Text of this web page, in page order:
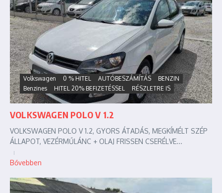
Volkswagen 0 % HITEL AUTÓBESZÁMÍTÁS
BENZIN
Benzines
HITEL 20% BEFIZETÉSSEL RÉSZLETRE IS
VOLKSWAGEN POLO V 1.2
VOLKSWAGEN POLO V 1.2, GYORS ÁTADÁS, MEGKÍMÉLT SZÉP
ÁLLAPOT, VEZÉRMŰLÁNC + OLAJ FRISSEN CSERÉLVE...
Bővebben